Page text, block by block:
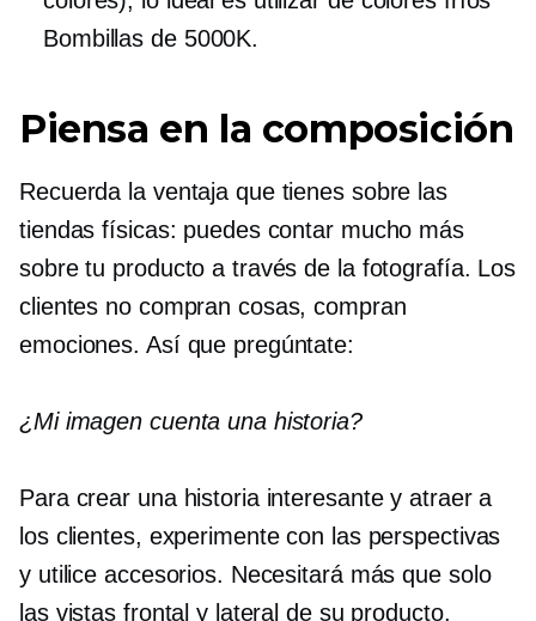
Bombillas de 5000K.
Piensa en la composición
Recuerda la ventaja que tienes sobre las
tiendas físicas: puedes contar mucho más
sobre tu producto a través de la fotografía. Los
clientes no compran cosas, compran
emociones. Así que pregúntate:
¿Mi imagen cuenta una historia?
Para crear una historia interesante y atraer a
los clientes, experimente con las perspectivas
y utilice accesorios. Necesitará más que solo
las vistas frontal y lateral de su producto.